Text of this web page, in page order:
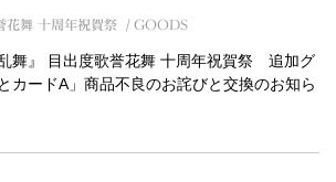
花舞 十周年祝賀祭 GOODS
舞』 目出度歌誉花舞 十周年祝賀祭 追加グ
カードA」商品不良のお詫びと交換のお知ら